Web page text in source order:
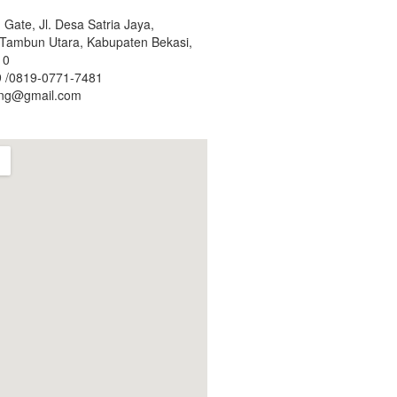
Jl. Desa Satria Jaya,
Utara, Kabupaten Bekasi,
0819-0771-7481